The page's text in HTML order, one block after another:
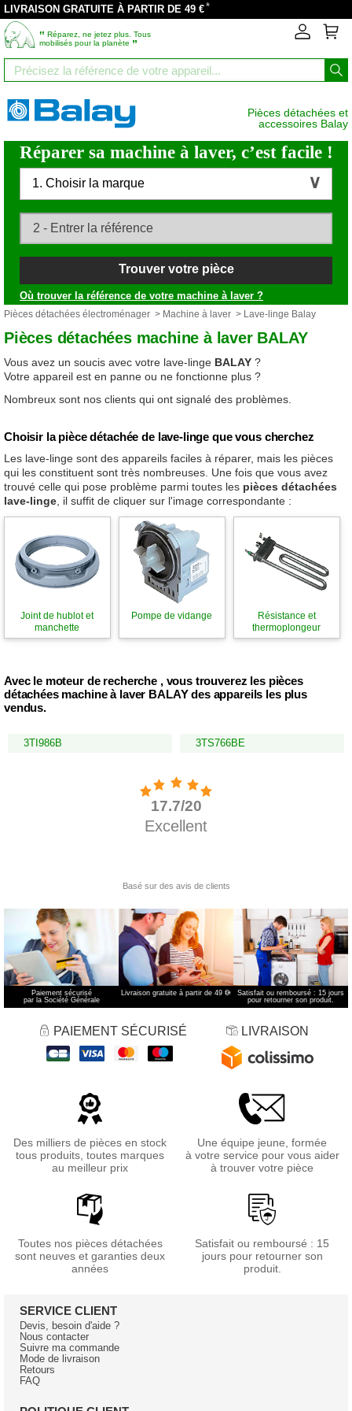
LIVRAISON GRATUITE À PARTIR DE 49 €*
‟ Réparez, ne jetez plus. Tous
mobilisés pour la planète ”
Pièces détachées et
accessoires Balay
Réparer sa machine à laver, c’est facile !
1. Choisir la marque
Trouver votre pièce
Où trouver la référence de votre machine à laver ?
Pièces détachées électroménager > Machine à laver > Lave-linge Balay
Pièces détachées machine à laver BALAY
Vous avez un soucis avec votre lave-linge BALAY ?
Votre appareil est en panne ou ne fonctionne plus ?
Nombreux sont nos clients qui ont signalé des problèmes.
Choisir la pièce détachée de lave-linge que vous cherchez
Les lave-linge sont des appareils faciles à réparer, mais les pièces
qui les constituent sont très nombreuses. Une fois que vous avez
trouvé celle qui pose problème parmi toutes les pièces détachées
lave-linge , il suffit de cliquer sur l'image correspondante :
Joint de hublot et
manchette
Pompe de vidange
Résistance et
thermoplongeur
Avec le moteur de recherche , vous trouverez les pièces
détachées machine à laver BALAY des appareils les plus
vendus.
3TI986B 3TS766BE
Paiement sécurisé
par la Société Générale
Livraison gratuite à partir de 49 €*
Satisfait ou remboursé : 15 jours
pour retourner son produit.
PAIEMENT SÉCURISÉ LIVRAISON
Des milliers de pièces en stock
tous produits, toutes marques
au meilleur prix
Une équipe jeune, formée
à votre service pour vous aider
à trouver votre pièce
Toutes nos pièces détachées
sont neuves et garanties deux
années
Satisfait ou remboursé : 15
jours pour retourner son
produit.
SERVICE CLIENT
Devis, besoin d'aide ?
Nous contacter
Suivre ma commande
Mode de livraison
Retours
FAQ